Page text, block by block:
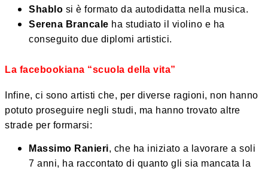
Shablo si è formato da autodidatta nella musica.
Serena Brancale ha studiato il violino e ha
conseguito due diplomi artistici.
La facebookiana “scuola della vita”
Infine, ci sono artisti che, per diverse ragioni, non hanno
potuto proseguire negli studi, ma hanno trovato altre
strade per formarsi:
Massimo Ranieri, che ha iniziato a lavorare a soli
7 anni, ha raccontato di quanto gli sia mancata la